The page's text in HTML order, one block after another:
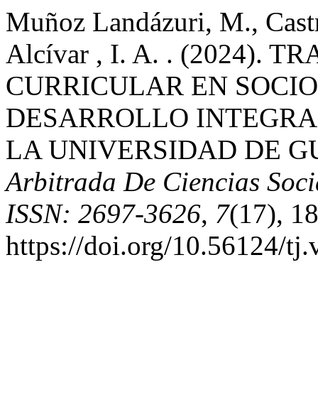
Muñoz Landázuri, M.,
Alcívar , I. A. . (2024).
CURRICULAR EN
DESARROLLO
LA UNIVERSIDAD DE
Arbitrada De Ciencias
ISSN: 2697-3626, 7(17),
https://doi.org/10.56124/